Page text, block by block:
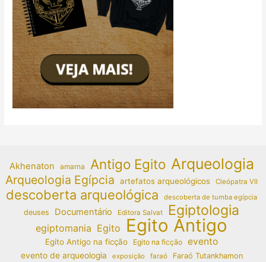
Akhenaton amarna Antigo Egito Arqueologia
Arqueologia Egípcia artefatos arqueológicos Cleópatra VII
descoberta arqueológica descoberta de tumba egípcia
deuses Documentário Editora Salvat Egiptologia
egiptomania Egito Egito Antigo
Egito Antigo na ficção Egito na ficção evento
evento de arqueologia exposição faraó Faraó Tutankhamon